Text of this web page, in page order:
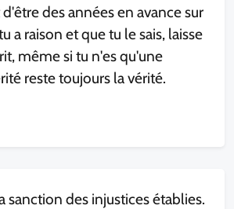
des années en avance sur
a raison et que tu le sais, laisse
même si tu n'es qu'une
reste toujours la vérité.
sanction des injustices établies.